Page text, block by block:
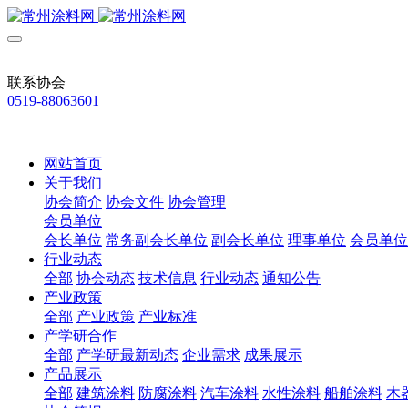
联系协会
0519-88063601
网站首页
关于我们
协会简介 协会文件 协会管理
会员单位
会长单位 常务副会长单位 副会长单位 理事单位 会员单位
行业动态
全部 协会动态 技术信息 行业动态 通知公告
产业政策
全部 产业政策 产业标准
产学研合作
全部 产学研最新动态 企业需求 成果展示
产品展示
全部 建筑涂料 防腐涂料 汽车涂料 水性涂料 船舶涂料 木